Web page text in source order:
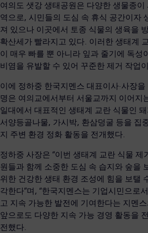
여의도 샛강 생태공원은 다양한 생물종
역으로, 시민들의 도심 속 휴식 공간이자
져 있으나 이곳에서 토종 식물의 생육을
확산세가 빨라지고 있다. 이러한 생태계
이 매우 빠를 뿐 아니라 잎과 줄기에 독성
비염을 유발할 수 있어 꾸준한 제거 작업
이에 정하중 한국지멘스 대표이사·사장을
명은 여의교에서부터 서울교까지 이어지
일대에서 대표적인 생태계 교란 식물인
서양등골나물, 가시박, 환삼덩굴 등을 집
지 주변 환경 정화 활동을 전개했다.
정하중 사장은 “이번 생태계 교란 식물 제
원들과 함께 소중한 도심 속 습지와 숲을
위한 건강한 생태 환경 조성에 힘을 보탤
각한다”며, “한국지멘스는 기업시민으로
고 지속 가능한 발전에 기여한다는 지멘
앞으로도 다양한 지속 가능 경영 활동을
전했다.